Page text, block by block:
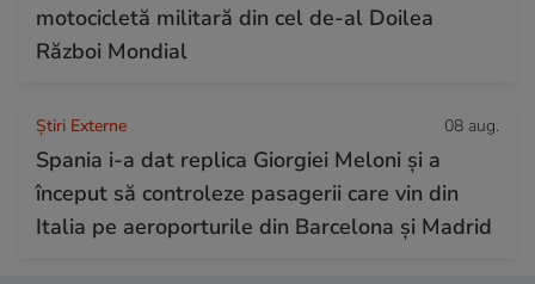
motocicletă militară din cel de-al Doilea
Război Mondial
Știri Externe 08 aug.
Spania i-a dat replica Giorgiei Meloni și a
început să controleze pasagerii care vin din
Italia pe aeroporturile din Barcelona și Madrid